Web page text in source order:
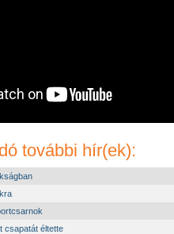
további hír(ek):
csapatát éltette